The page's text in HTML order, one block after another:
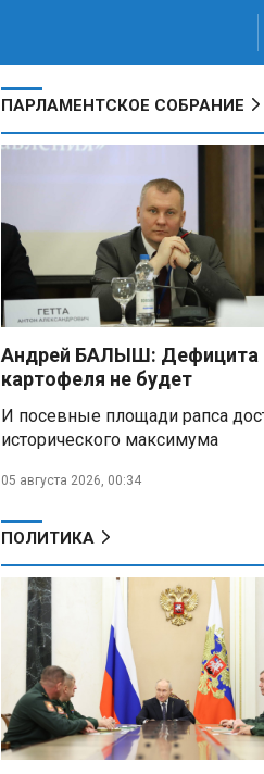
ПАРЛАМЕНТСКОЕ СОБРАНИЕ
Андрей БАЛЫШ: Дефицита
картофеля не будет
И посевные площади рапса
исторического максимума
05 августа 2026, 00:34
ПОЛИТИКА